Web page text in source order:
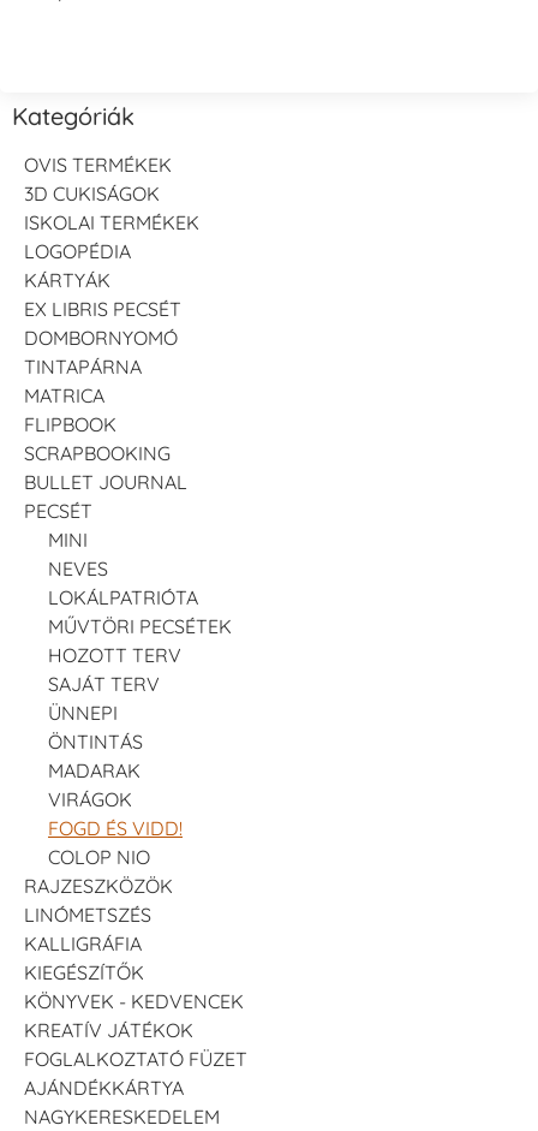
Kategóriák
OVIS TERMÉKEK
3D CUKISÁGOK
ISKOLAI TERMÉKEK
LOGOPÉDIA
KÁRTYÁK
EX LIBRIS PECSÉT
DOMBORNYOMÓ
TINTAPÁRNA
MATRICA
FLIPBOOK
SCRAPBOOKING
BULLET JOURNAL
PECSÉT
MINI
NEVES
LOKÁLPATRIÓTA
MŰVTÖRI PECSÉTEK
HOZOTT TERV
SAJÁT TERV
ÜNNEPI
ÖNTINTÁS
MADARAK
VIRÁGOK
FOGD ÉS VIDD!
COLOP NIO
RAJZESZKÖZÖK
LINÓMETSZÉS
KALLIGRÁFIA
KIEGÉSZÍTŐK
KÖNYVEK - KEDVENCEK
KREATÍV JÁTÉKOK
FOGLALKOZTATÓ FÜZET
AJÁNDÉKKÁRTYA
NAGYKERESKEDELEM